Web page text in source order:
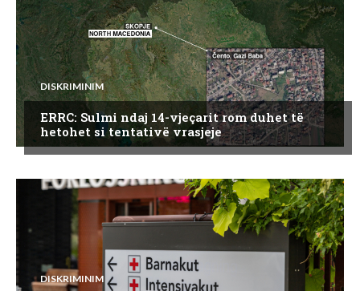
DISKRIMINIM
ERRC: Sulmi ndaj 14-vjeçarit rom duhet të
hetohet si tentativë vrasjeje
DISKRIMINIM